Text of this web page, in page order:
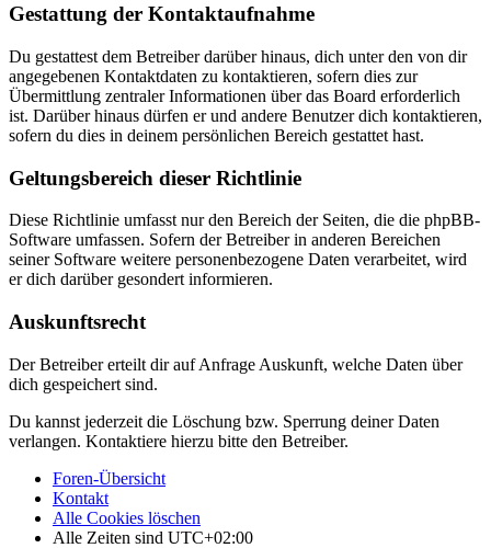
Gestattung der Kontaktaufnahme
Du gestattest dem Betreiber darüber hinaus, dich unter den von dir
angegebenen Kontaktdaten zu kontaktieren, sofern dies zur
Übermittlung zentraler Informationen über das Board erforderlich
ist. Darüber hinaus dürfen er und andere Benutzer dich kontaktieren,
sofern du dies in deinem persönlichen Bereich gestattet hast.
Geltungsbereich dieser Richtlinie
Diese Richtlinie umfasst nur den Bereich der Seiten, die die phpBB-
Software umfassen. Sofern der Betreiber in anderen Bereichen
seiner Software weitere personenbezogene Daten verarbeitet, wird
er dich darüber gesondert informieren.
Auskunftsrecht
Der Betreiber erteilt dir auf Anfrage Auskunft, welche Daten über
dich gespeichert sind.
Du kannst jederzeit die Löschung bzw. Sperrung deiner Daten
verlangen. Kontaktiere hierzu bitte den Betreiber.
Foren-Übersicht
Kontakt
Alle Cookies löschen
Alle Zeiten sind UTC+02:00